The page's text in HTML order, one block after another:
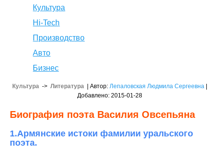
Культура
Hi-Tech
Производство
Авто
Бизнес
Культура-> Литература| Автор: Лепаловская Людмила Сергеевна|
Добавлено: 2015-01-28
Биография поэта Василия Овсепьяна
1.Армянские истоки фамилии уральского
поэта.